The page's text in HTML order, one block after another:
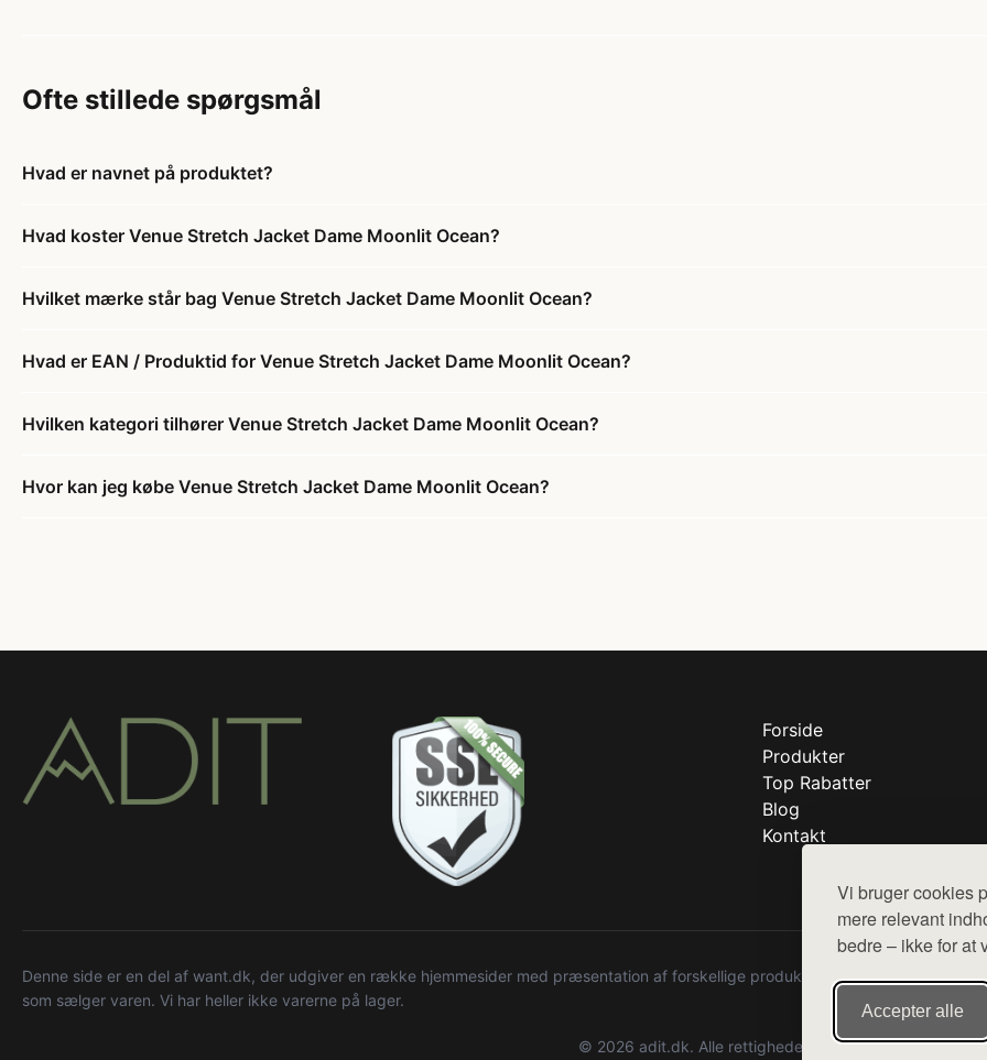
Vi bruger cookies
mere relevant
bedre – ikke for
Accepter alle
Ofte stillede spørgsmål
Hvad er navnet på produktet?
Hvad koster Venue Stretch Jacket Dame Moonlit Ocean?
Hvilket mærke står bag Venue Stretch Jacket Dame Moonlit Ocean?
Hvad er EAN / Produktid for Venue Stretch Jacket Dame Moonlit Ocean?
Hvilken kategori tilhører Venue Stretch Jacket Dame Moonlit Ocean?
Hvor kan jeg købe Venue Stretch Jacket Dame Moonlit Ocean?
Forside
Produkter
Top Rabatter
Blog
Kontakt
Denne side er en del af want.dk, der udgiver en række hjemmesider med præsentation af forskellige produkter fra diverse
som sælger varen. Vi har heller ikke varerne på lager.
© 2026 adit.dk. Alle rettigheder forbeholdes.